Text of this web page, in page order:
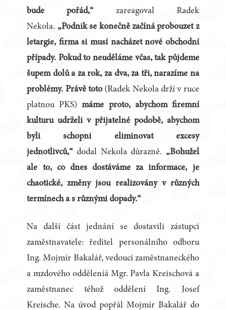
bude pořád,“ zareagoval Radek
Nekola. „Podnik se konečně začíná probouzet z
letargie, firma si musí nacházet nové obchodní
případy. Pokud to neuděláme včas, tak půjdeme
šupem dolů a za rok, za dva, za tři, narazíme na
problémy. Právě toto (Radek Nekola drží v ruce
platnou PKS)máme proto, abychom firemní
kulturu udrželi v přijatelné podobě, abychom
byli schopni eliminovat excesy
jednotlivců,“ dodal Nekola důrazně. „Bohužel
ale to, co dnes dostáváme za informace, je
chaotické, změny jsou realizovány v různých
termínech a s různými dopady.“
Na další část jednání se dostavili zástupci
zaměstnavatele: ředitel personálního odboru
Ing. Mojmír Bakalář, vedoucí zaměstnaneckého
a mzdového odděleníá Mgr. Pavla Kreischová a
zaměstnanec téhož oddělení Ing. Josef
Kreische. Na úvod popřál Mojmír Bakalář do